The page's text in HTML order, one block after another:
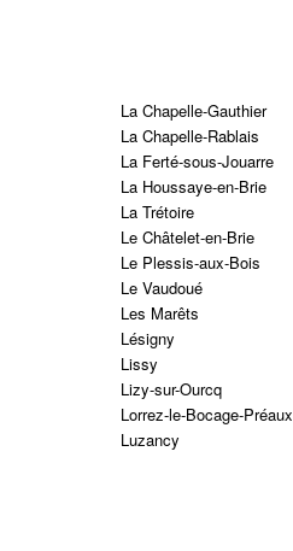
La Chapelle-Gauthier
La Chapelle-Rablais
La Ferté-sous-Jouarre
La Houssaye-en-Brie
La Trétoire
Le Châtelet-en-Brie
Le Plessis-aux-Bois
Le Vaudoué
Les Marêts
Lésigny
Lissy
Lizy-sur-Ourcq
Lorrez-le-Bocage-Préaux
Luzancy